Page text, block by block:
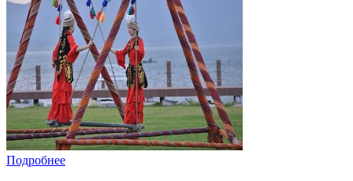
Подробнее